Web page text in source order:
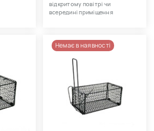
відкритому повітрі чи
всередині приміщення
Немає в наявності